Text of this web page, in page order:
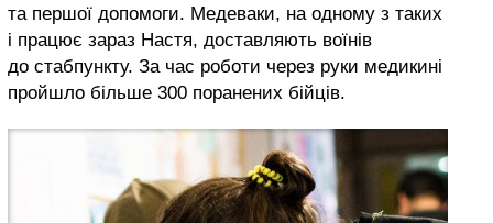
та першої допомоги. Медеваки, на одному з таких
і працює зараз Настя, доставляють воїнів
до стабпункту. За час роботи через руки медикині
пройшло більше 300 поранених бійців.